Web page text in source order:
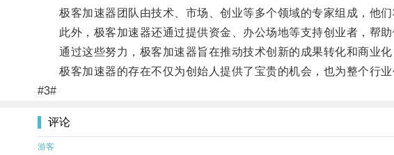
极客加速器团队由技术、市场、创业等多个领域的专家组成，他们
此外，极客加速器还通过提供资金、办公场地等支持创业者，帮助
通过这些努力，极客加速器旨在推动技术创新的成果转化和商业化
极客加速器的存在不仅为创始人提供了宝贵的机会，也为整个行业
#3#
评论
游客